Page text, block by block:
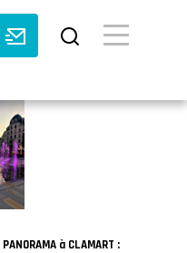
PANORAMA à CLAMART :